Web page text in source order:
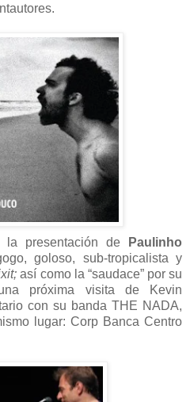
presentación de
Paulinho
goloso, sub-tropicalista y
así como la “saudace” por su
próxima visita de Kevin
con su banda THE NADA,
lugar: Corp Banca Centro